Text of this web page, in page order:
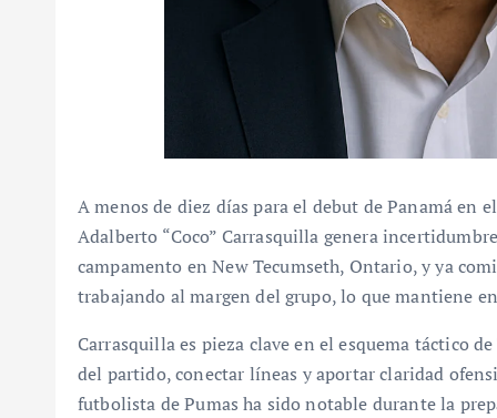
A menos de diez días para el debut de Panamá en
Adalberto “Coco” Carrasquilla genera
campamento en New Tecumseth, Ontario, y ya
trabajando al margen del grupo, lo que mantiene
Carrasquilla es pieza clave en el esquema táctico
del partido, conectar líneas y aportar claridad
futbolista de Pumas ha sido notable durante la